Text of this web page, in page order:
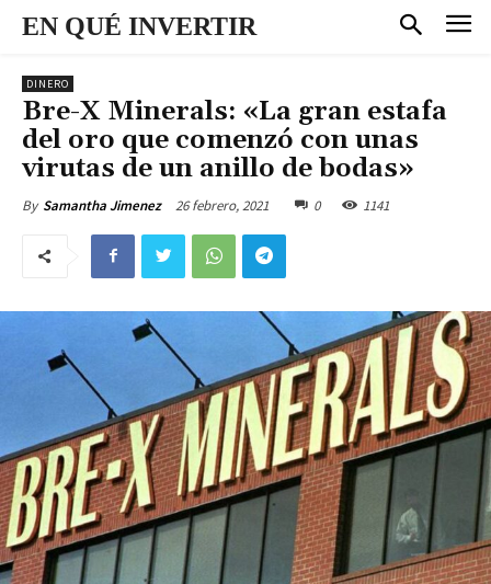
EN QUÉ INVERTIR
DINERO
Bre-X Minerals: «La gran estafa
del oro que comenzó con unas
virutas de un anillo de bodas»
By Samantha Jimenez 26 febrero, 2021 0 1141